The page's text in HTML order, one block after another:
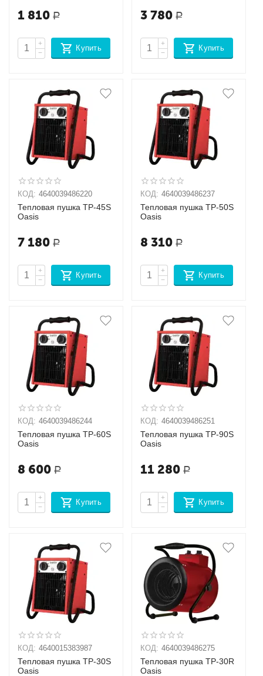
1 810 Р
+
−
Купить
3 780 Р
+
−
Купить
КОД: 4640039486220
Тепловая пушка TP-45S
Oasis
7 180 Р
+
−
Купить
КОД: 4640039486237
Тепловая пушка TP-50S
Oasis
8 310 Р
+
−
Купить
КОД: 4640039486244
Тепловая пушка TP-60S
Oasis
8 600 Р
+
−
Купить
КОД: 4640039486251
Тепловая пушка TP-90S
Oasis
11 280 Р
+
−
Купить
КОД: 4640015383987
Тепловая пушка TP-30S
Oasis
КОД: 4640039486275
Тепловая пушка TP-30R
Oasis